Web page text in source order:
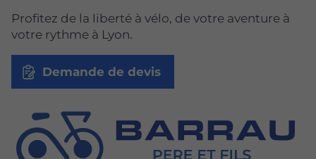
Profitez de la liberté à vélo, de votre aventure à
votre rythme à Lyon.
Demande de devis